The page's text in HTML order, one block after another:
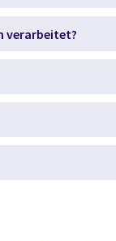
verarbeitet?